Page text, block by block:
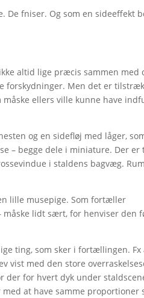
De fniser. Og som en sideeffekt
altid lige præcis sammen med
forskydninger. Men det er
ellers ville kunne have
og en sidefløj med låger,
– begge dele i miniature. Der
i staldens bagvæg.
lille musepige. Som fortæller
måske lidt sært, for henviser den
ting, som sker i fortællingen. Fx
vist med den store
for hvert dyk under
at have samme proportioner